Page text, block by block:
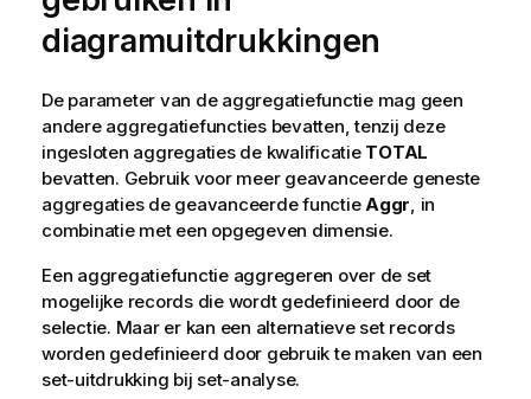
diagramuitdrukkingen
De parameter van de aggregatiefunctie mag geen
andere aggregatiefuncties bevatten, tenzij deze
ingesloten aggregaties de kwalificatie TOTAL
bevatten. Gebruik voor meer geavanceerde geneste
aggregaties de geavanceerde functieAggr, in
combinatie met een opgegeven dimensie.
Een aggregatiefunctie aggregeren over de set
mogelijke records die wordt gedefinieerd door de
selectie. Maar er kan een alternatieve set records
worden gedefinieerd door gebruik te maken van een
set-uitdrukking bij set-analyse.